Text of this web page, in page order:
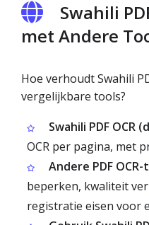
Swahili
met Andere
Hoe verhoudt Swahili
vergelijkbare tools?
Swahili PDF OCR
OCR per pagina, met
Andere PDF OCR-
beperken, kwaliteit
registratie eisen voor